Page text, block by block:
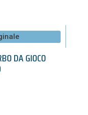
DA GIOCO